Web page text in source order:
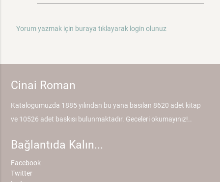
Yorum yazmak için buraya tıklayarak login olunuz
Cinai Roman
Katalogumuzda 1885 yılından bu yana basılan 8620 adet kitap
ve 10526 adet baskısı bulunmaktadır. Geceleri okumayınız!..
Bağlantıda Kalın...
Facebook
Twitter